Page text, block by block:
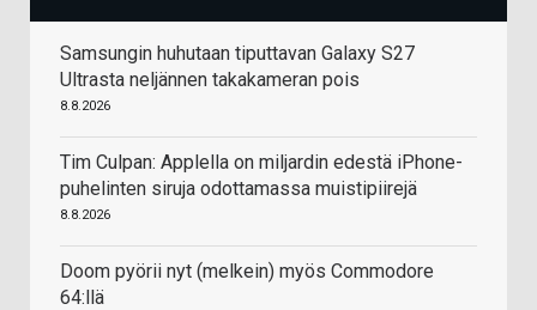
Samsungin huhutaan tiputtavan Galaxy S27
Ultrasta neljännen takakameran pois
8.8.2026
Tim Culpan: Applella on miljardin edestä iPhone-
puhelinten siruja odottamassa muistipiirejä
8.8.2026
Doom pyörii nyt (melkein) myös Commodore
64:llä